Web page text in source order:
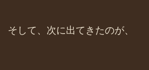
そして、次に出てきたのが、